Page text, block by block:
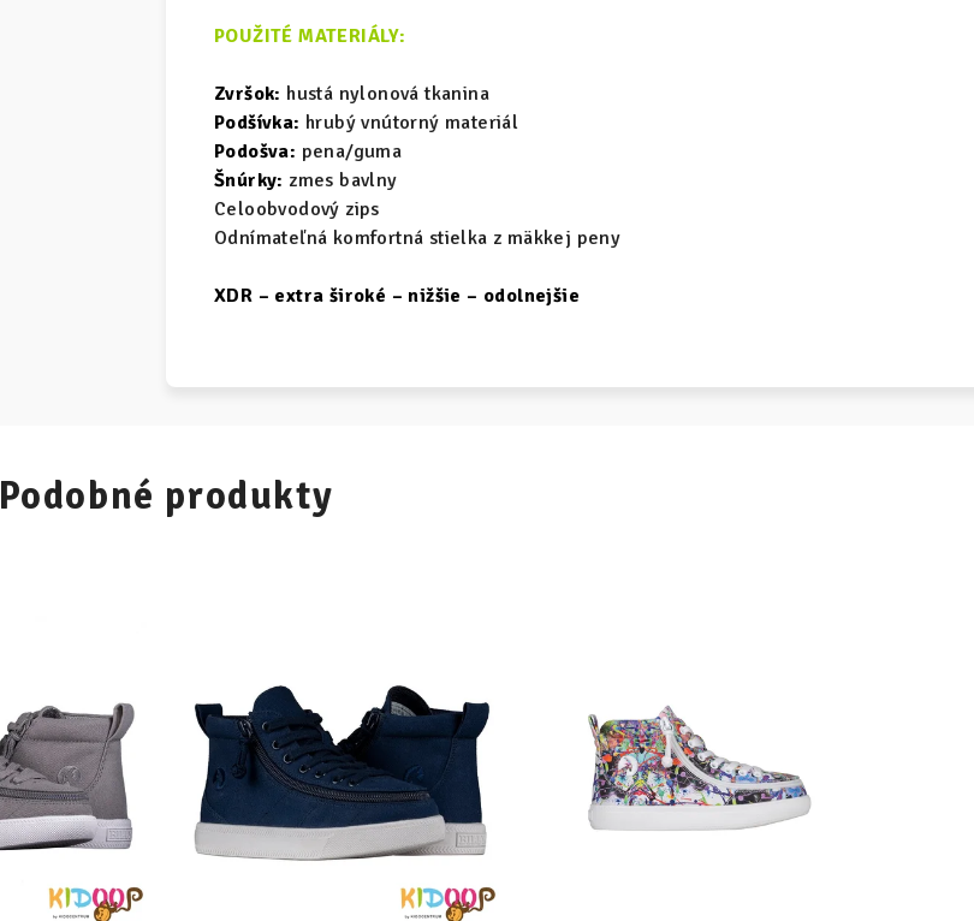
POUŽITÉ MATERIÁLY:
Zvršok: hustá nylonová tkanina
Podšívka: hrubý vnútorný materiál
Podošva: pena/guma
Šnúrky: zmes bavlny
Celoobvodový zips
Odnímateľná komfortná stielka z mäkkej peny
XDR – extra široké – nižšie – odolnejšie
Podobné produkty